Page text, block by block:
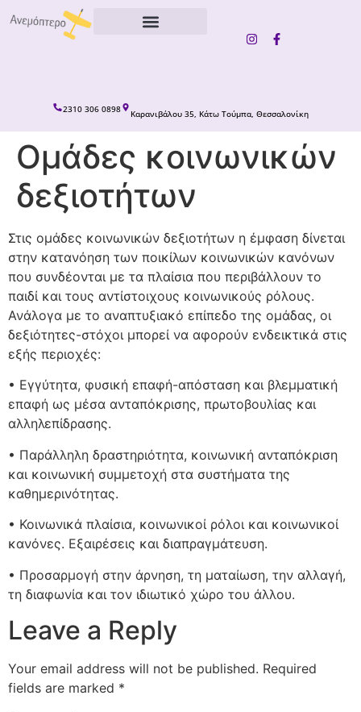
2310 306 0898 Καρανιβάλου 35, Κάτω Τούμπα, Θεσσαλονίκη
Ομάδες κοινωνικών
δεξιοτήτων
Στις ομάδες κοινωνικών δεξιοτήτων η έμφαση δίνεται
στην κατανόηση των ποικίλων κοινωνικών κανόνων
που συνδέονται με τα πλαίσια που περιβάλλουν το
παιδί και τους αντίστοιχους κοινωνικούς ρόλους.
Ανάλογα με το αναπτυξιακό επίπεδο της ομάδας, οι
δεξιότητες-στόχοι μπορεί να αφορούν ενδεικτικά στις
εξής περιοχές:
• Εγγύτητα, φυσική επαφή-απόσταση και βλεμματική
επαφή ως μέσα ανταπόκρισης, πρωτοβουλίας και
αλληλεπίδρασης.
• Παράλληλη δραστηριότητα, κοινωνική ανταπόκριση
και κοινωνική συμμετοχή στα συστήματα της
καθημερινότητας.
• Κοινωνικά πλαίσια, κοινωνικοί ρόλοι και κοινωνικοί
κανόνες. Εξαιρέσεις και διαπραγμάτευση.
• Προσαρμογή στην άρνηση, τη ματαίωση, την αλλαγή,
τη διαφωνία και τον ιδιωτικό χώρο του άλλου.
Leave a Reply
Your email address will not be published. Required
fields are marked *